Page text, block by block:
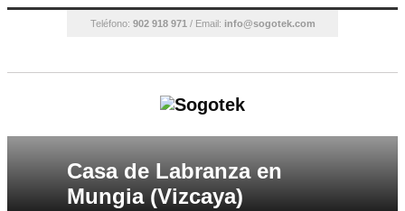
Teléfono: 902 918 971 / Email: info@sogotek.com
Casa de Labranza en
Mungia (Vizcaya)